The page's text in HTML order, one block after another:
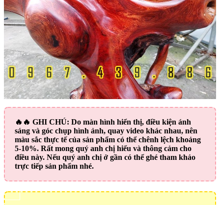
🔥🔥 GHI CHÚ: Do màn hình hiển thị, điều kiện ánh
sáng và góc chụp hình ảnh, quay video khác nhau, nên
màu sắc thực tế của sản phẩm có thể chênh lệch khoảng
5-10%. Rất mong quý anh chị hiểu và thông cảm cho
điều này. Nếu quý anh chị ở gần có thể ghé tham khảo
trực tiếp sản phẩm nhé.